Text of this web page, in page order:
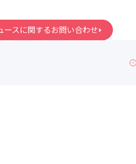
ースに関するお問い合わせ